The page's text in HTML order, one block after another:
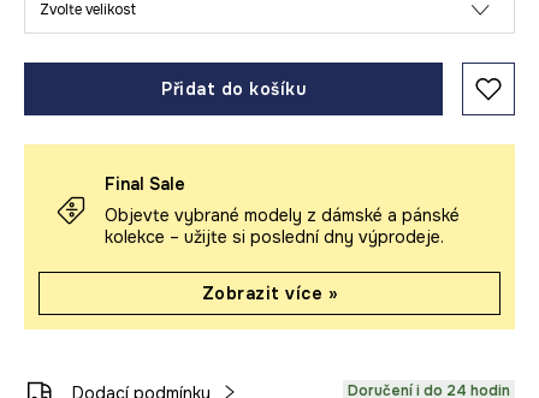
Zvolte velikost
Přidat do košíku
Final Sale
Objevte vybrané modely z dámské a pánské
kolekce – užijte si poslední dny výprodeje.
Zobrazit více »
Dodací podmínky Doručení i do 24 hodin